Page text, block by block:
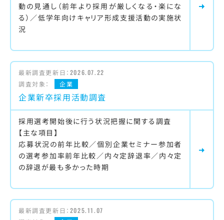
動の見通し（前年より採用が厳しくなる・楽にな
る）／低学年向けキャリア形成支援活動の実施状
況
最新調査更新日： 2026.07.22
調査対象：
企業
企業新卒採用活動調査
採用選考開始後に行う状況把握に関する調査
【主な項目】
応募状況の前年比較／個別企業セミナー参加者
の選考参加率前年比較／内々定辞退率／内々定
の辞退が最も多かった時期
最新調査更新日： 2025.11.07